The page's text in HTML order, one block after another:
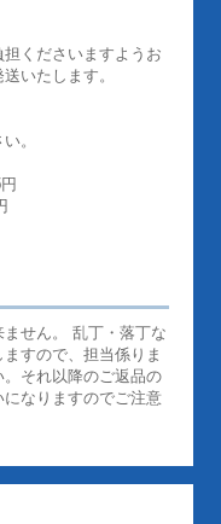
くださいますようお
いたします。
。
せん。 乱丁・落丁な
すので、担当係りま
それ以降のご返品の
なりますのでご注意